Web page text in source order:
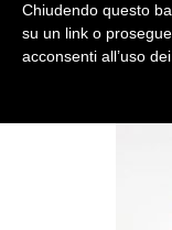
Chiudendo questo
su un link o
acconsenti all’uso